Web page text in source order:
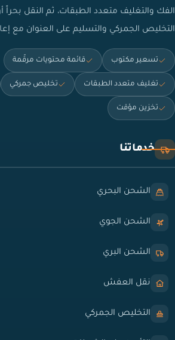
الفك والتغليف متعدد الطبقات، ثم النقل بحراً
التخليص الجمركي والتسليم على العنوان مع
تسعير مكتوب قائمة محتويات مرقّمة
تغليف متعدد الطبقات تخليص جمركي
تخزين مؤقت
خدماتنا
الشحن البحري
الشحن الجوي
الشحن البري
نقل العفش
التخليص الجمركي